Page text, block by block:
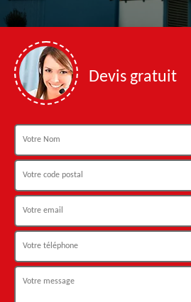
Devis gratuit